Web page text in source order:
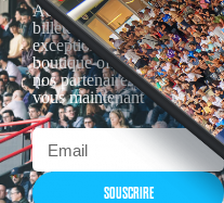
Actualités, nouveautés,
billetterie, remises
exceptionnelles dans la
boutique officielles & chez
nos partenaires… Inscrivez-
vous maintenant
SOUSCRIRE